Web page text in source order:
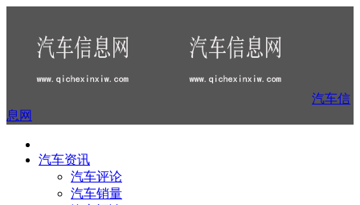
汽车信
息网
汽车资讯
汽车评论
汽车销量